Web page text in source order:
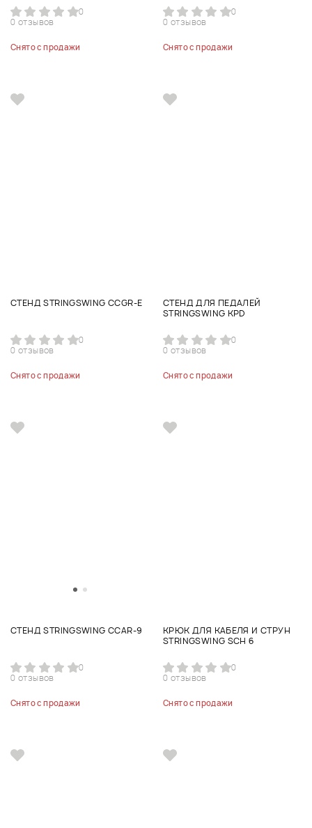
0
0 отзывов
Снято с продажи
0
0 отзывов
Снято с продажи
СТЕНД STRINGSWING CCGR-E
0
0 отзывов
Снято с продажи
СТЕНД ДЛЯ ПЕДАЛЕЙ
STRINGSWING KPD
0
0 отзывов
Снято с продажи
СТЕНД STRINGSWING CCAR-9
0
0 отзывов
Снято с продажи
КРЮК ДЛЯ КАБЕЛЯ И СТРУН
STRINGSWING SCH 6
0
0 отзывов
Снято с продажи